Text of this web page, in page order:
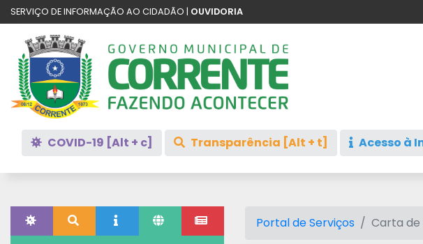
SERVIÇO DE INFORMAÇÃO AO CIDADÃO | OUVIDORIA
COVID-19 [Alt + c] Transparência [Alt + t] Acesso à
Portal de Serviços Carta de